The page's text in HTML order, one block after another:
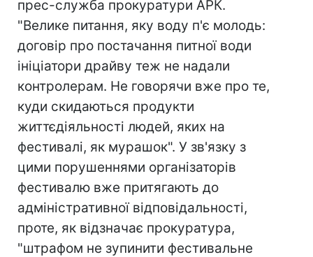
прес-служба прокуратури АРК.
"Велике питання, яку воду п'є молодь:
договір про постачання питної води
ініціатори драйву теж не надали
контролерам. Не говорячи вже про те,
куди скидаються продукти
життєдіяльності людей, яких на
фестивалі, як мурашок". У зв'язку з
цими порушеннями організаторів
фестивалю вже притягають до
адміністративної відповідальності,
проте, як відзначає прокуратура,
"штрафом не зупинити фестивальне